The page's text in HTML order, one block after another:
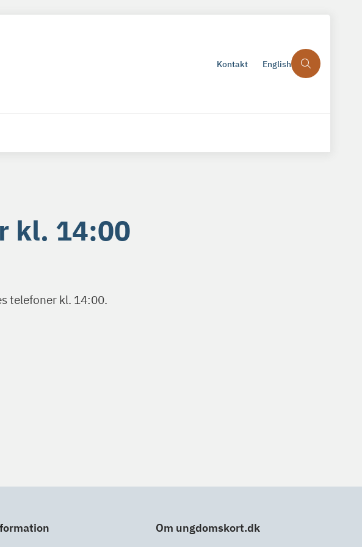
Kontakt English
kl. 14:00
telefoner kl. 14:00.
Om ungdomskort.dk